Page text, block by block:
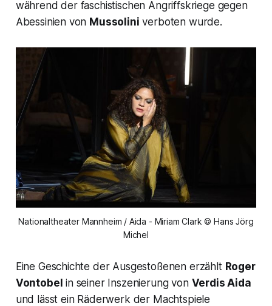
während der faschistischen Angriffskriege gegen
Abessinien von Mussolini verboten wurde.
Nationaltheater Mannheim / Aida - Miriam Clark © Hans Jörg
Michel
Eine Geschichte der Ausgestoßenen erzählt Roger
Vontobel in seiner Inszenierung von Verdis Aida
und lässt ein Räderwerk der Machtspiele